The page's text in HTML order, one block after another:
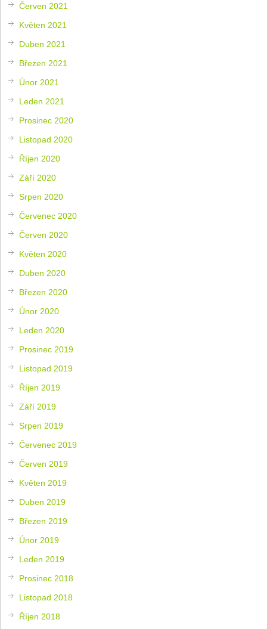
Červen 2021
Květen 2021
Duben 2021
Březen 2021
Únor 2021
Leden 2021
Prosinec 2020
Listopad 2020
Říjen 2020
Září 2020
Srpen 2020
Červenec 2020
Červen 2020
Květen 2020
Duben 2020
Březen 2020
Únor 2020
Leden 2020
Prosinec 2019
Listopad 2019
Říjen 2019
Září 2019
Srpen 2019
Červenec 2019
Červen 2019
Květen 2019
Duben 2019
Březen 2019
Únor 2019
Leden 2019
Prosinec 2018
Listopad 2018
Říjen 2018